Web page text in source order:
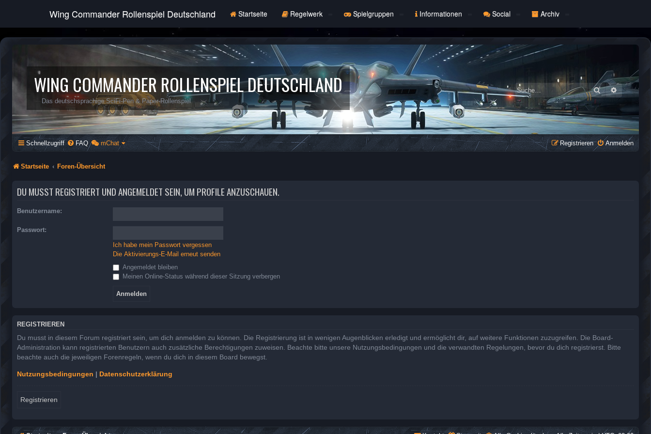
Wing Commander Rollenspiel Deutschland Startseite Regelwerk Spielgruppen Informationen Social Archiv
WING COMMANDER ROLLENSPIEL DEUTSCHLAND
Das deutschsprachige SciFi-Pen & Paper-Rollenspiel
Suche Erweiterte
Schnellzugriff FAQ mChat Anmelden
Registrieren
Startseite Foren-Übersicht
DU MUSST REGISTRIERT UND ANGEMELDET SEIN, UM PROFILE ANZUSCHAUEN.
Benutzername:
Passwort:
Ich habe mein Passwort vergessen
Die Aktivierungs-E-Mail erneut senden
Angemeldet bleiben
Meinen Online-Status während dieser Sitzung verbergen
REGISTRIEREN
Du musst in diesem Forum registriert sein, um dich anmelden zu können. Die Registrierung ist in wenigen Augenblicken erledigt und ermöglicht dir, auf weitere Funktionen zuzugreifen. Die Board-
Administration kann registrierten Benutzern auch zusätzliche Berechtigungen zuweisen. Beachte bitte unsere Nutzungsbedingungen und die verwandten Regelungen, bevor du dich registrierst. Bitte
beachte auch die jeweiligen Forenregeln, wenn du dich in diesem Board bewegst.
Nutzungsbedingungen | Datenschutzerklärung
Registrieren